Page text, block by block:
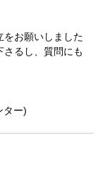
をお願いしました
るし、質問にも
ター)